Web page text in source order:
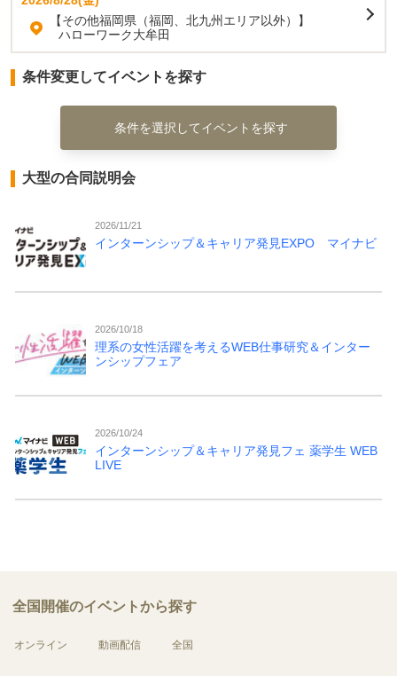
【その他福岡県（福岡、北九州エリア以外）】
ハローワーク大牟田
条件変更してイベントを探す
条件を選択してイベントを探す
大型の合同説明会
2026/11/21
インターンシップ＆キャリア発見EXPO マイナビ
2026/10/18
理系の女性活躍を考えるWEB仕事研究＆インター
ンシップフェア
2026/10/24
インターンシップ＆キャリア発見フェ 薬学生 WEB
LIVE
全国開催のイベントから探す
オンライン 動画配信 全国